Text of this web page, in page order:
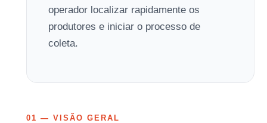
operador localizar rapidamente os
produtores e iniciar o processo de
coleta.
01 — VISÃO GERAL